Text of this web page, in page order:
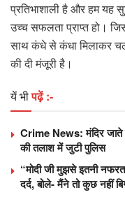
प्रतिभाशाली है और हम यह
उच्च सफलता प्राप्‍त हो।
साथ कंधे से कंधा मिलाकर
की दी मंजूरी है।
यें भीपढ़ें :-
Crime News: मंदिर जाते
की तलाश में जुटी पुलिस
“मोदी जी मुझसे इतनी
दर्द, बोले- मैंने तो कुछ नहीं